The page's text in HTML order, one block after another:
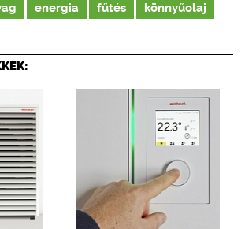
energia fűtés könnyűolaj